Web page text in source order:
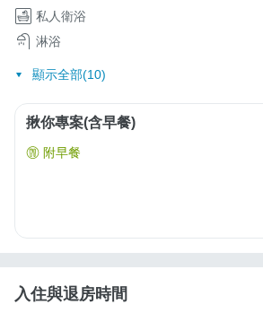
私人衛浴
淋浴
顯示全部(10)
揪你專案(含早餐)
附早餐
入住與退房時間